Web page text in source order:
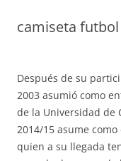
camiseta
Después de su
2003 asumió como
de la Universidad de
2014/15 asume
quien a su llegada